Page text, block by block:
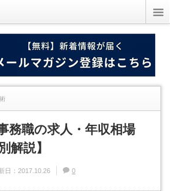
病院事務職の求人・年収相場は？【エリア別解説】
務職の求人・年収相場
解説】
日： 2017.10.26 0